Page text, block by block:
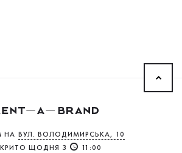
НА ВУЛ. ВОЛОДИМИРСЬКА, 10
ЩОДНЯ З
11:00